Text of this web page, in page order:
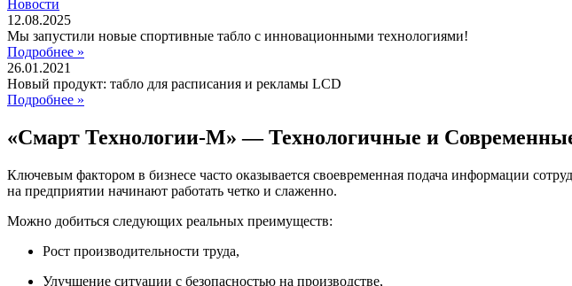
Новости
12.08.2025
Мы запустили новые спортивные табло с инновационными технологиями!
Подробнее »
26.01.2021
Новый продукт: табло для расписания и рекламы LCD
Подробнее »
«Смарт Технологии-М» — Технологичные и
Ключевым фактором в бизнесе часто оказывается своевременная подача информации
на предприятии начинают работать четко и слаженно.
Можно добиться следующих реальных преимуществ:
Рост производительности труда,
Улучшение ситуации с безопасностью на производстве,